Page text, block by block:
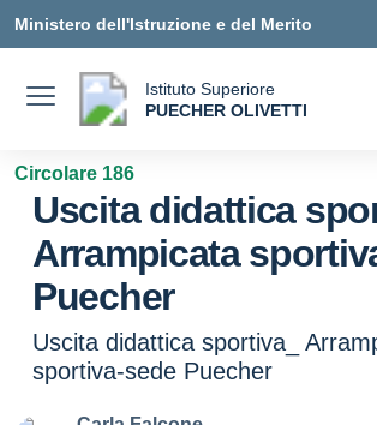
Ministero dell'Istruzione e del Merito
Istituto Superiore
PUECHER OLIVETTI
Circolare 186
Uscita didattica
Arrampicata
Puecher
Uscita didattica sportiva_
sportiva-sede Puecher